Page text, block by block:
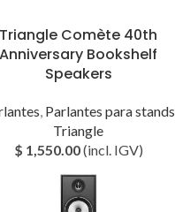
Triangle Comète 40th
Anniversary Bookshelf
Speakers
, Parlantes para stands
Triangle
$ 1,550.00(incl. IGV)